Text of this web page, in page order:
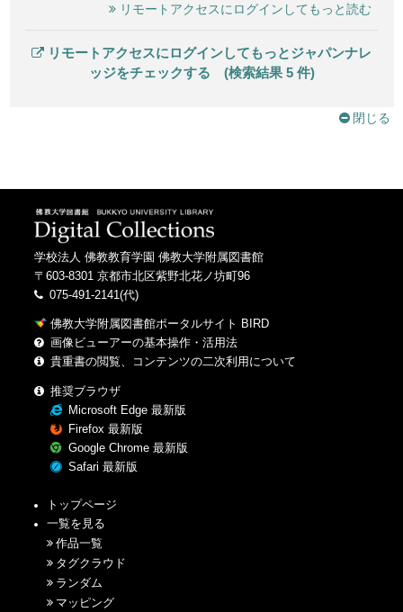
リモートアクセスにログインしてもっと読む
リモートアクセスにログインしてもっとジャパンナレ
ッジをチェックする (検索結果 5 件)
閉じる
学校法人 佛教教育学園 佛教大学附属図書館
〒603-8301 京都市北区紫野北花ノ坊町96
075-491-2141(代)
佛教大学附属図書館ポータルサイト BIRD
画像ビューアーの基本操作・活用法
貴重書の閲覧、コンテンツの二次利用について
推奨ブラウザ
Microsoft Edge 最新版
Firefox 最新版
Google Chrome 最新版
Safari 最新版
トップページ
一覧を見る
作品一覧
タグクラウド
ランダム
マッピング